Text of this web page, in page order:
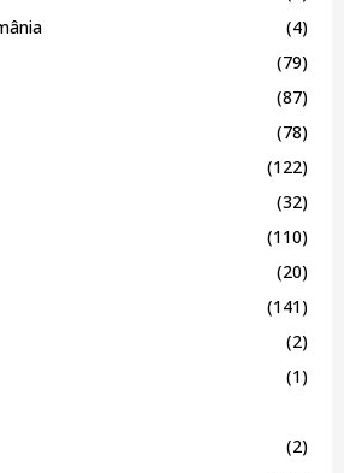
(4)
(79)
(87)
(78)
(122)
(32)
(110)
(20)
(141)
(2)
(1)
(2)